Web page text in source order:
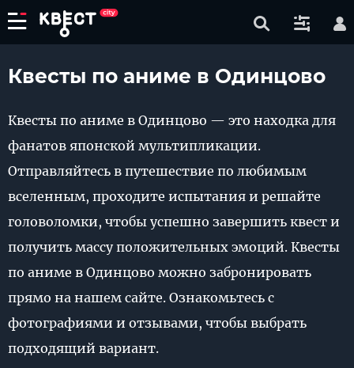
Квесты по аниме в Одинцово
Квесты по аниме в Одинцово — это находка для
фанатов японской мультипликации.
Отправляйтесь в путешествие по любимым
вселенным, проходите испытания и решайте
головоломки, чтобы успешно завершить квест и
получить массу положительных эмоций. Квесты
по аниме в Одинцово можно забронировать
прямо на нашем сайте. Ознакомьтесь с
фотографиями и отзывами, чтобы выбрать
подходящий вариант.